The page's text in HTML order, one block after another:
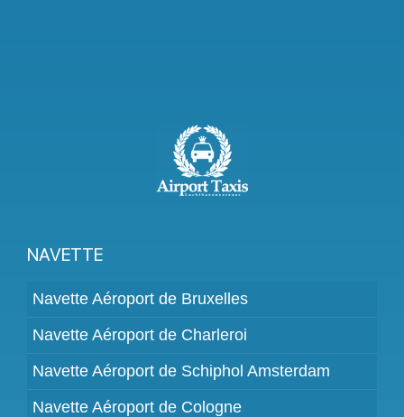
NAVETTE
Navette Aéroport de Bruxelles
Navette Aéroport de Charleroi
Navette Aéroport de Schiphol Amsterdam
Navette Aéroport de Cologne